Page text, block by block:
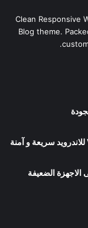
Clean Responsive
Blog theme.